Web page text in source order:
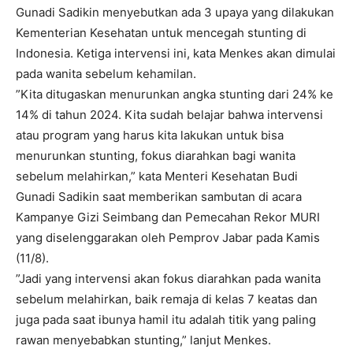
Gunadi Sadikin menyebutkan ada 3 upaya yang dilakukan
Kementerian Kesehatan untuk mencegah stunting di
Indonesia. Ketiga intervensi ini, kata Menkes akan dimulai
pada wanita sebelum kehamilan.
”Kita ditugaskan menurunkan angka stunting dari 24% ke
14% di tahun 2024. Kita sudah belajar bahwa intervensi
atau program yang harus kita lakukan untuk bisa
menurunkan stunting, fokus diarahkan bagi wanita
sebelum melahirkan,” kata Menteri Kesehatan Budi
Gunadi Sadikin saat memberikan sambutan di acara
Kampanye Gizi Seimbang dan Pemecahan Rekor MURI
yang diselenggarakan oleh Pemprov Jabar pada Kamis
(11/8).
”Jadi yang intervensi akan fokus diarahkan pada wanita
sebelum melahirkan, baik remaja di kelas 7 keatas dan
juga pada saat ibunya hamil itu adalah titik yang paling
rawan menyebabkan stunting,” lanjut Menkes.